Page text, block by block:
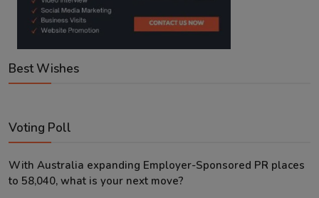
Best Wishes
Voting Poll
With Australia expanding Employer-Sponsored PR places
to 58,040, what is your next move?